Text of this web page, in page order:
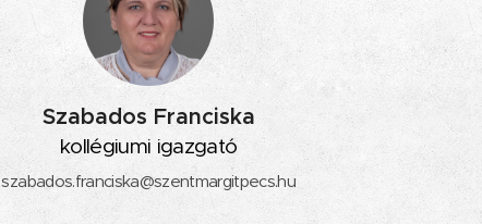
Szabados Franciska
kollégiumi igazgató
szabados.franciska@szentmargitpecs.hu